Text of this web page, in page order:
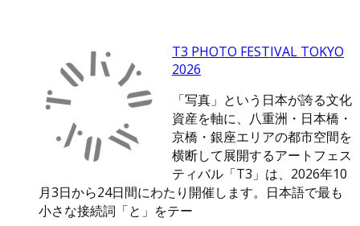
T3 PHOTO FESTIVAL TOKYO
2026
「写真」という日本が誇る文化
資産を軸に、八重洲・日本橋・
京橋・銀座エリアの都市空間を
横断して展開するアートフェス
ティバル「T3」は、2026年10
月3日から24日間にわたり開催します。日本語で最も
小さな接続詞「と」をテー